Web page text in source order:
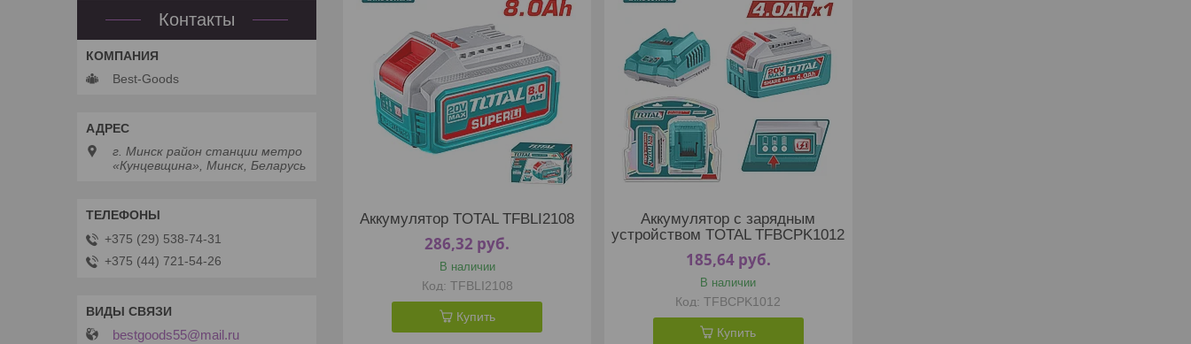
Аккумулятор TOTAL TFBLI2108
286,32 руб.
В наличии
TFBLI2108
Купить
Аккумулятор с зарядным
устройством TOTAL TFBCPK1012
185,64 руб.
В наличии
TFBCPK1012
Купить
Контакты
Best-Goods
г. Минск район станции метро
«Кунцевщина», Минск, Беларусь
+375 (29) 538-74-31
+375 (44) 721-54-26
bestgoods55@mail.ru